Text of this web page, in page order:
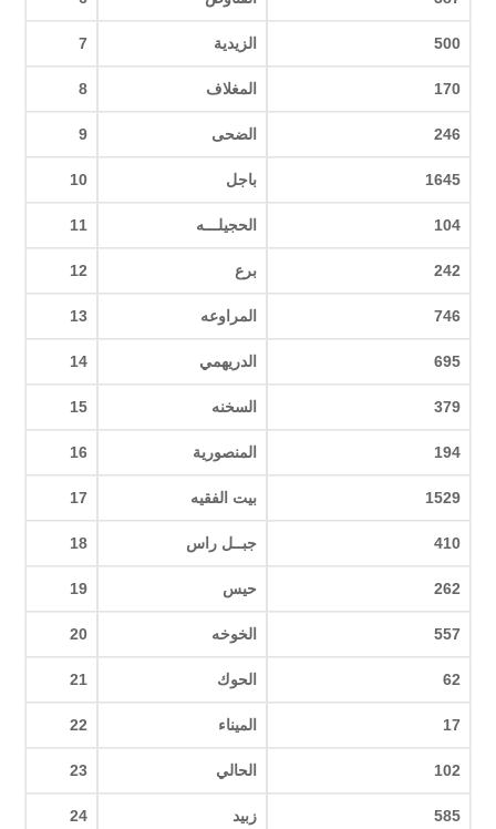
500 الزيدية 7
170 المغلاف 8
246 الضحى 9
1645 باجل 10
104 الحجيلـــه 11
242 برع 12
746 المراوعه 13
695 الدريهمي 14
379 السخنه 15
194 المنصورية 16
1529 بيت الفقيه 17
410 جبــل راس 18
262 حيس 19
557 الخوخه 20
62 الحوك 21
17 الميناء 22
102 الحالي 23
585 زبيد 24